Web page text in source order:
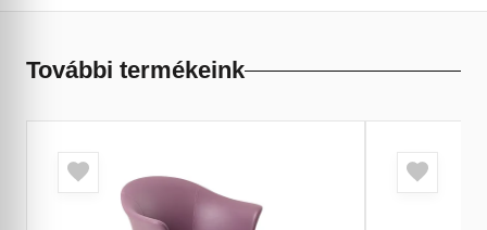
További termékeink